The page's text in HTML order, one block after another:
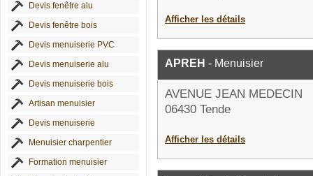
Devis fenêtre alu
Devis fenêtre bois
Devis menuiserie PVC
Devis menuiserie alu
Devis menuiserie bois
Artisan menuisier
Devis menuiserie
Menuisier charpentier
Formation menuisier
Afficher les détails
APREH - Menuisier
AVENUE JEAN MEDECIN
06430 Tende
Afficher les détails